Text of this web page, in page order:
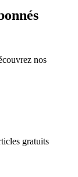
nos
gratuits